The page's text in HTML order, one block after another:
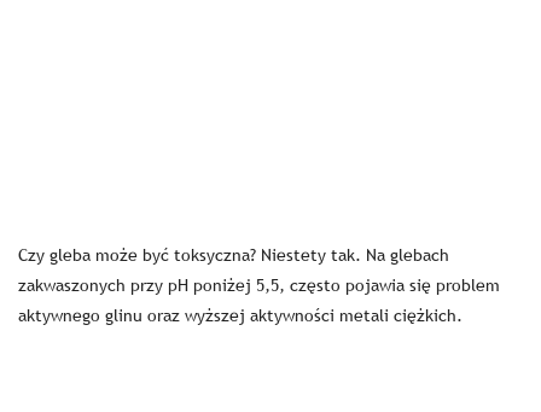
Czy gleba może być toksyczna? Niestety tak. Na glebach
zakwaszonych przy pH poniżej 5,5, często pojawia się problem
aktywnego glinu oraz wyższej aktywności metali ciężkich.